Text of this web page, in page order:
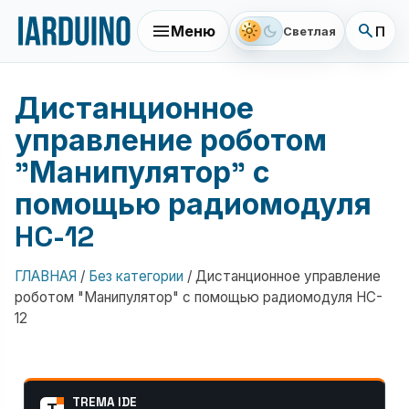
menuМеню light_mode dark_mode Светлая search
Дистанционное
управление роботом
"Манипулятор" с
помощью радиомодуля
HC-12
ГЛАВНАЯ / Без категории / Дистанционное управление
роботом "Манипулятор" с помощью радиомодуля HC-
12
TREMA IDE